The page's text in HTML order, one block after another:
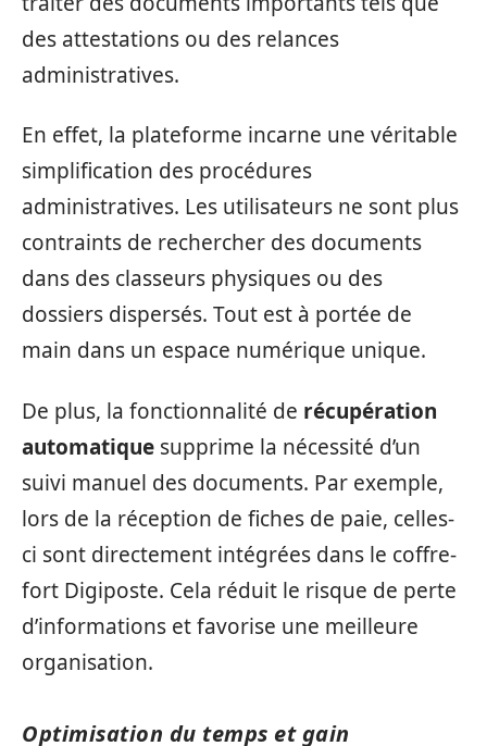
des attestations ou des relances
administratives.
En effet, la plateforme incarne une véritable
simplification des procédures
administratives. Les utilisateurs ne sont plus
contraints de rechercher des documents
dans des classeurs physiques ou des
dossiers dispersés. Tout est à portée de
main dans un espace numérique unique.
De plus, la fonctionnalité de récupération
automatique supprime la nécessité d’un
suivi manuel des documents. Par exemple,
lors de la réception de fiches de paie, celles-
ci sont directement intégrées dans le coffre-
fort Digiposte. Cela réduit le risque de perte
d’informations et favorise une meilleure
organisation.
Optimisation du temps et gain